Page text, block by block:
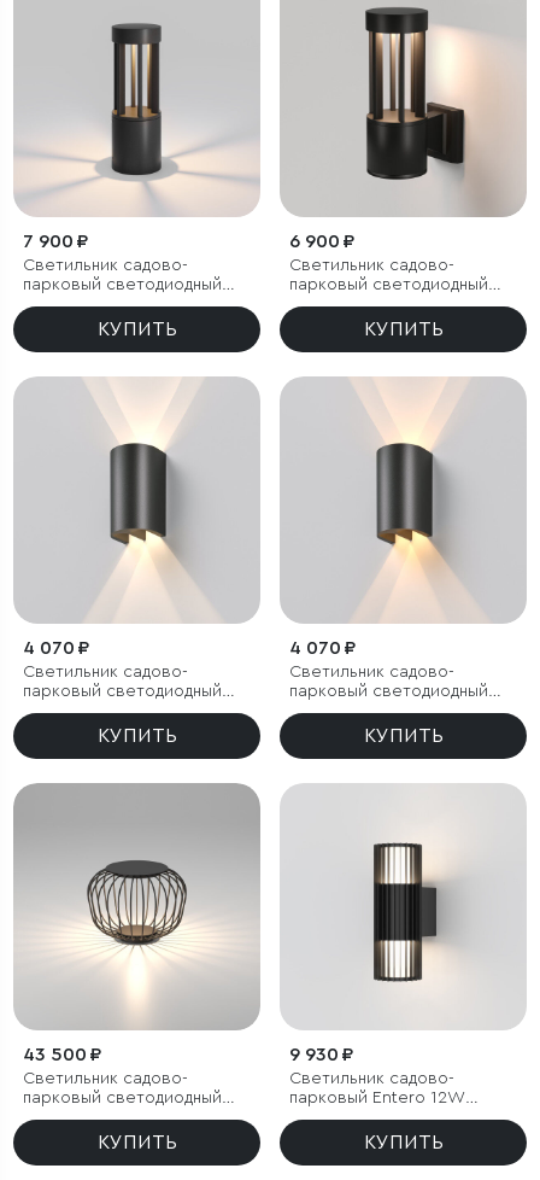
7 900 ₽
Светильник садово-
парковый светодиодный
Apart
КУПИТЬ
6 900 ₽
Светильник садово-
парковый светодиодный
Apart
КУПИТЬ
4 070 ₽
Светильник садово-
парковый светодиодный
Twinray 4000K
КУПИТЬ
4 070 ₽
Светильник садово-
парковый светодиодный
Twinray 3000K
КУПИТЬ
43 500 ₽
Светильник садово-
парковый светодиодный
Firenze черный
КУПИТЬ
9 930 ₽
Светильник садово-
парковый Entero 12W
черный
КУПИТЬ